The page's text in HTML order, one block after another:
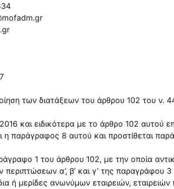
των διατάξεων του άρθρου 102 του ν.
και ειδικότερα με το άρθρο 102 αυτού
η παράγραφος 8 αυτού και προστίθεται
1 του άρθρου 102, με την οποία
περιπτώσεων α’, β’ και γ’ της
ή μερίδες ανωνύμων εταιρειών,